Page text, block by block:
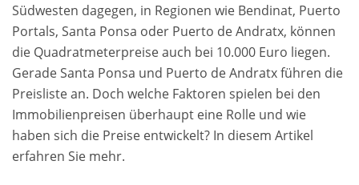
Südwesten dagegen, in Regionen wie Bendinat, Puerto
Portals, Santa Ponsa oder Puerto de Andratx, können
die Quadratmeterpreise auch bei 10.000 Euro liegen.
Gerade Santa Ponsa und Puerto de Andratx führen die
Preisliste an. Doch welche Faktoren spielen bei den
Immobilienpreisen überhaupt eine Rolle und wie
haben sich die Preise entwickelt? In diesem Artikel
erfahren Sie mehr.